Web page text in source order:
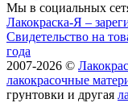
Мы в социальных
Лакокраска-Я –
Свидетельство на
года
2007-2026 ©
лакокрасочные
грунтовки и другая